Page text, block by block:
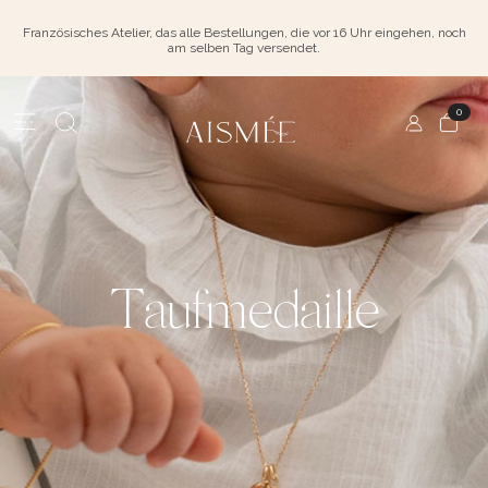
Französisches Atelier, das alle Bestellungen, die vor 16 Uhr eingehen, noch
am selben Tag versendet.
0
Taufmedaille